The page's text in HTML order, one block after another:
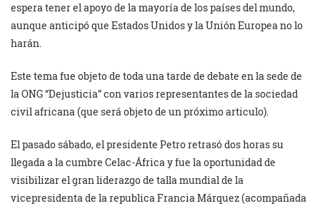
espera tener el apoyo de la mayoría de los países del mundo,
aunque anticipó que Estados Unidos y la Unión Europea no lo
harán.
Este tema fue objeto de toda una tarde de debate en la sede de
la ONG “Dejusticia” con varios representantes de la sociedad
civil africana (que será objeto de un próximo articulo).
El pasado sábado, el presidente Petro retrasó dos horas su
llegada a la cumbre Celac-África y fue la oportunidad de
visibilizar el gran liderazgo de talla mundial de la
vicepresidenta de la republica Francia Márquez (acompañada